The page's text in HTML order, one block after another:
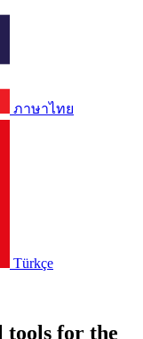
ภาษาไทย
Türkçe